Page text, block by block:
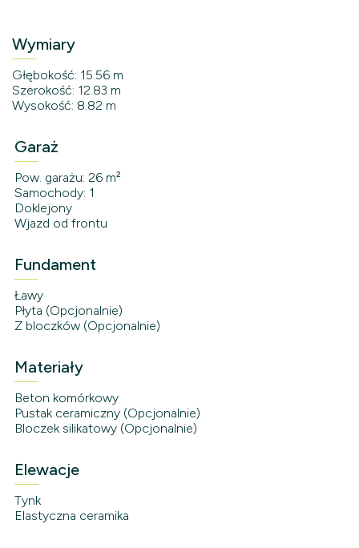
Wymiary
Głębokość: 15.56 m
Szerokość: 12.83 m
Wysokość: 8.82 m
Garaż
Pow. garażu: 26 m²
Samochody: 1
Doklejony
Wjazd od frontu
Fundament
Ławy
Płyta (Opcjonalnie)
Z bloczków (Opcjonalnie)
Materiały
Beton komórkowy
Pustak ceramiczny (Opcjonalnie)
Bloczek silikatowy (Opcjonalnie)
Elewacje
Tynk
Elastyczna ceramika